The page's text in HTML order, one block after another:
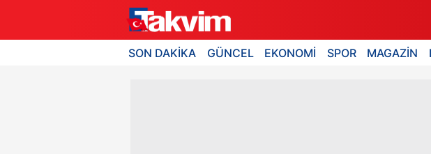
SON DAKİKA GÜNCEL EKONOMİ SPOR MAGAZİN